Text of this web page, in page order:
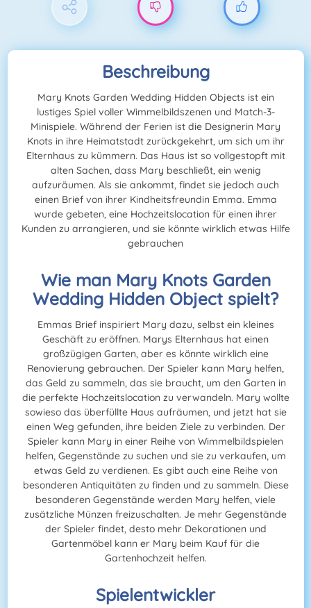
Beschreibung
Mary Knots Garden Wedding Hidden Objects ist ein
lustiges Spiel voller Wimmelbildszenen und Match-3-
Minispiele. Während der Ferien ist die Designerin Mary
Knots in ihre Heimatstadt zurückgekehrt, um sich um ihr
Elternhaus zu kümmern. Das Haus ist so vollgestopft mit
alten Sachen, dass Mary beschließt, ein wenig
aufzuräumen. Als sie ankommt, findet sie jedoch auch
einen Brief von ihrer Kindheitsfreundin Emma. Emma
wurde gebeten, eine Hochzeitslocation für einen ihrer
Kunden zu arrangieren, und sie könnte wirklich etwas Hilfe
gebrauchen
Wie man Mary Knots Garden
Wedding Hidden Object spielt?
Emmas Brief inspiriert Mary dazu, selbst ein kleines
Geschäft zu eröffnen. Marys Elternhaus hat einen
großzügigen Garten, aber es könnte wirklich eine
Renovierung gebrauchen. Der Spieler kann Mary helfen,
das Geld zu sammeln, das sie braucht, um den Garten in
die perfekte Hochzeitslocation zu verwandeln. Mary wollte
sowieso das überfüllte Haus aufräumen, und jetzt hat sie
einen Weg gefunden, ihre beiden Ziele zu verbinden. Der
Spieler kann Mary in einer Reihe von Wimmelbildspielen
helfen, Gegenstände zu suchen und sie zu verkaufen, um
etwas Geld zu verdienen. Es gibt auch eine Reihe von
besonderen Antiquitäten zu finden und zu sammeln. Diese
besonderen Gegenstände werden Mary helfen, viele
zusätzliche Münzen freizuschalten. Je mehr Gegenstände
der Spieler findet, desto mehr Dekorationen und
Gartenmöbel kann er Mary beim Kauf für die
Gartenhochzeit helfen.
Spielentwickler